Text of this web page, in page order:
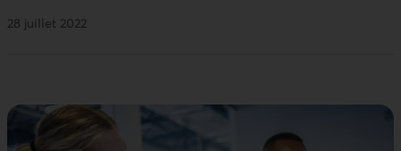
28 juillet 2022